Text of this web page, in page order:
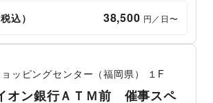
込） 38,500 円／日〜
ッピングセンター（福岡県） １F
ン銀行ＡＴＭ前 催事スペ